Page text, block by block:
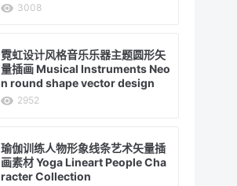
3008
霓虹设计风格音乐乐器主题圆形矢
量插画 Musical Instruments Neo
n round shape vector design
2952
瑜伽训练人物形象线条艺术矢量插
画素材 Yoga Lineart People Cha
racter Collection